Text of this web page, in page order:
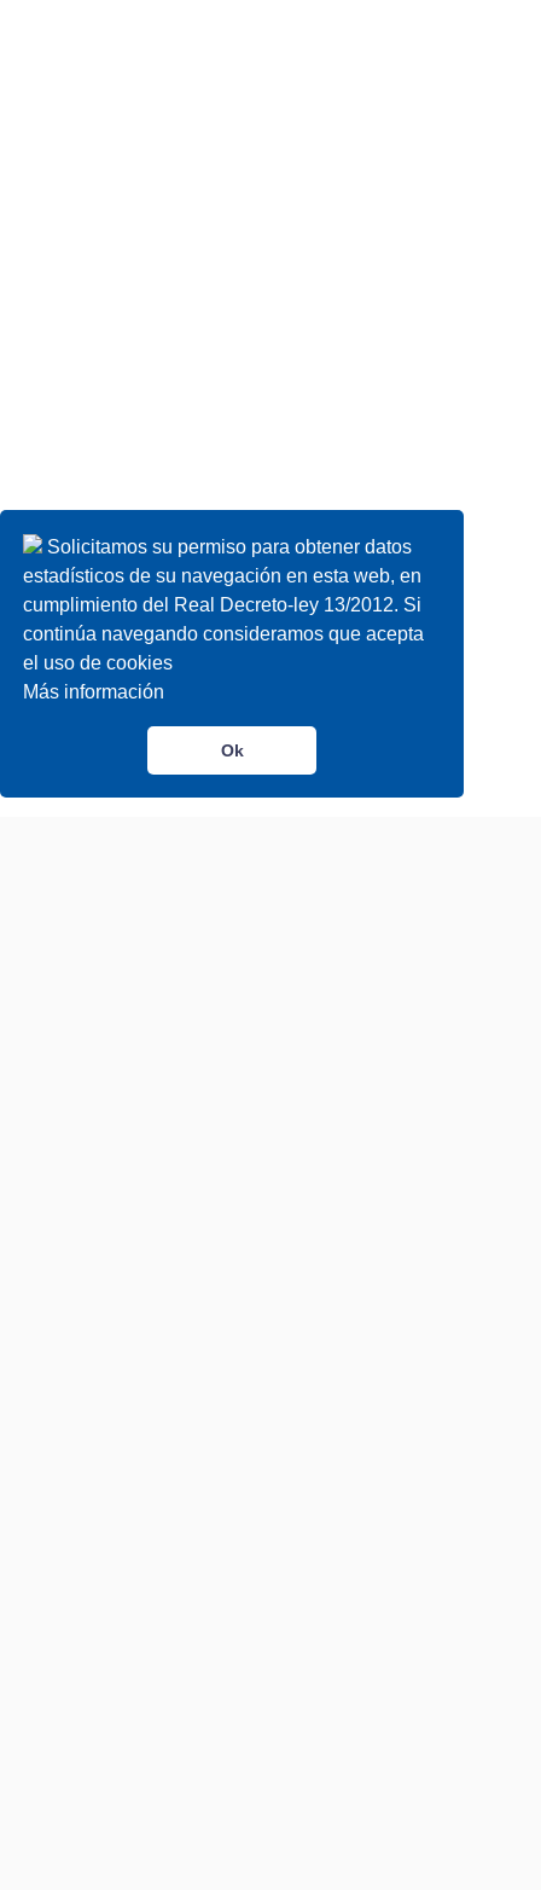
Solicitamos su permiso para obtener datos
estadísticos de su navegación en esta web, en
cumplimiento del Real Decreto-ley 13/2012. Si
continúa navegando consideramos que acepta
el uso de cookies
Más información
Ok